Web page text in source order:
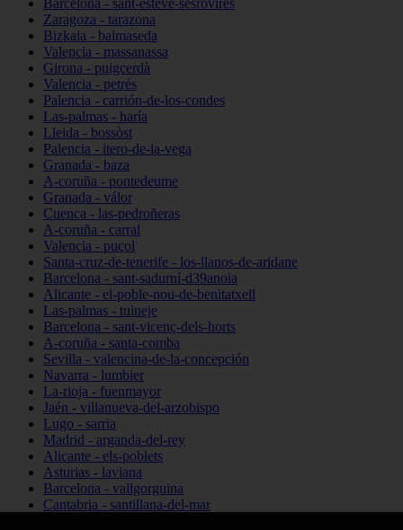
Barcelona - sant-esteve-sesrovires
Zaragoza - tarazona
Bizkaia - balmaseda
Valencia - massanassa
Girona - puigcerdà
Valencia - petrés
Palencia - carrión-de-los-condes
Las-palmas - haría
Lleida - bossòst
Palencia - itero-de-la-vega
Granada - baza
A-coruña - pontedeume
Granada - válor
Cuenca - las-pedroñeras
A-coruña - carral
Valencia - puçol
Santa-cruz-de-tenerife - los-llanos-de-aridane
Barcelona - sant-sadurní-d39anoia
Alicante - el-poble-nou-de-benitatxell
Las-palmas - tuineje
Barcelona - sant-vicenç-dels-horts
A-coruña - santa-comba
Sevilla - valencina-de-la-concepción
Navarra - lumbier
La-rioja - fuenmayor
Jaén - villanueva-del-arzobispo
Lugo - sarria
Madrid - arganda-del-rey
Alicante - els-poblets
Asturias - laviana
Barcelona - vallgorguina
Cantabria - santillana-del-mar